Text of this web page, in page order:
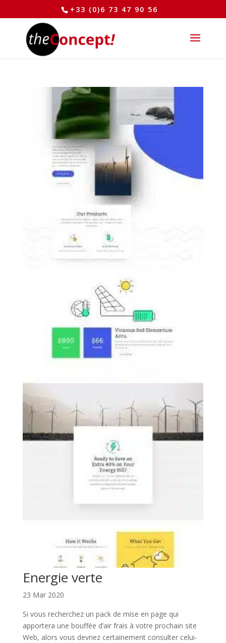
+33 (0)6 73 47 90 56
Energie verte
23 Mar 2020
Si vous recherchez un pack de mise en page qui
apportera une bouffée d’air frais à votre prochain site
Web, alors vous devriez certainement consulter celui-